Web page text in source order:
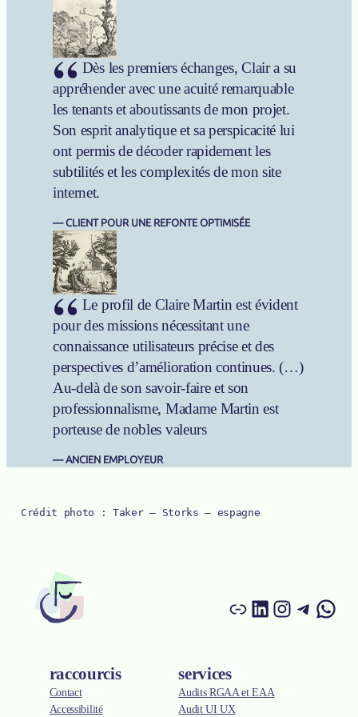
Dès les premiers échanges, Clair a su
appréhender avec une acuité remarquable
les tenants et aboutissants de mon projet.
Son esprit analytique et sa perspicacité lui
ont permis de décoder rapidement les
subtilités et les complexités de mon site
internet.
CLIENT POUR UNE REFONTE OPTIMISÉE
Le profil de Claire Martin est évident
pour des missions nécessitant une
connaissance utilisateurs précise et des
perspectives d’amélioration continues. (…)
Au-delà de son savoir-faire et son
professionnalisme, Madame Martin est
porteuse de nobles valeurs
ANCIEN EMPLOYEUR
Crédit photo : Taker – Storks – espagne
Lien
Linked In Instagram
Malt
raccourcis
Contact
Accessibilité
services
Audits RGAA et EAA
Audit UI UX